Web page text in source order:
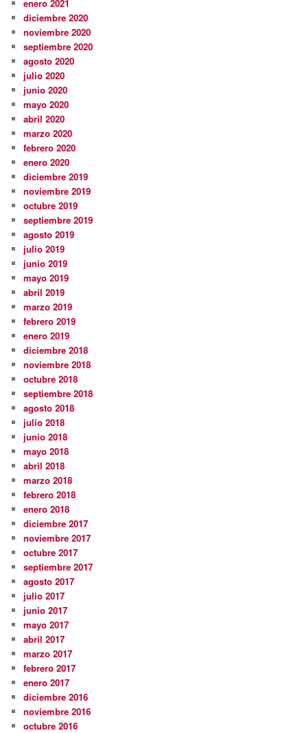
enero 2021
diciembre 2020
noviembre 2020
septiembre 2020
agosto 2020
julio 2020
junio 2020
mayo 2020
abril 2020
marzo 2020
febrero 2020
enero 2020
diciembre 2019
noviembre 2019
octubre 2019
septiembre 2019
agosto 2019
julio 2019
junio 2019
mayo 2019
abril 2019
marzo 2019
febrero 2019
enero 2019
diciembre 2018
noviembre 2018
octubre 2018
septiembre 2018
agosto 2018
julio 2018
junio 2018
mayo 2018
abril 2018
marzo 2018
febrero 2018
enero 2018
diciembre 2017
noviembre 2017
octubre 2017
septiembre 2017
agosto 2017
julio 2017
junio 2017
mayo 2017
abril 2017
marzo 2017
febrero 2017
enero 2017
diciembre 2016
noviembre 2016
octubre 2016